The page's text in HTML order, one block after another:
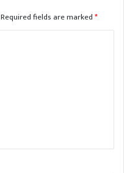
Required fields are marked*